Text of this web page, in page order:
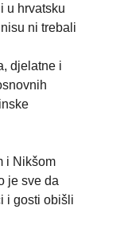
u hrvatsku
ni trebali
djelatne i
i Nikšom
je sve da
i gosti obišli